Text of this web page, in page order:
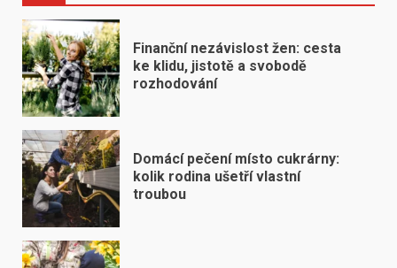
Finanční nezávislost žen: cesta
ke klidu, jistotě a svobodě
rozhodování
Domácí pečení místo cukrárny:
kolik rodina ušetří vlastní
troubou